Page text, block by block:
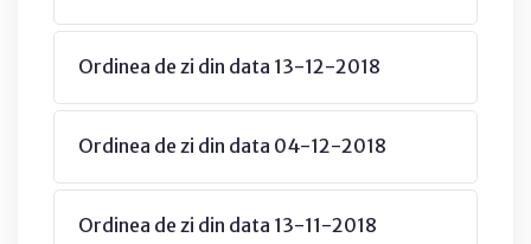
Ordinea de zi din data 13-12-2018
Ordinea de zi din data 04-12-2018
Ordinea de zi din data 13-11-2018